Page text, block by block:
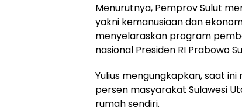
Menurutnya, Pemprov Sulut
yakni kemanusiaan dan
menyelaraskan program
nasional Presiden RI Prabowo
Yulius mengungkapkan, saat
persen masyarakat Sulawesi
rumah sendiri.